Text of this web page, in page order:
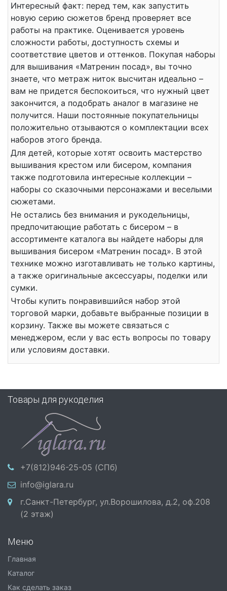
Интересный факт: перед тем, как запустить
новую серию сюжетов бренд проверяет все
работы на практике. Оценивается уровень
сложности работы, доступность схемы и
соответствие цветов и оттенков. Покупая наборы
для вышивания «Матренин посад», вы точно
знаете, что метраж ниток высчитан идеально –
вам не придется беспокоиться, что нужный цвет
закончится, а подобрать аналог в магазине не
получится. Наши постоянные покупательницы
положительно отзываются о комплектации всех
наборов этого бренда.
Для детей, которые хотят освоить мастерство
вышивания крестом или бисером, компания
также подготовила интересные коллекции –
наборы со сказочными персонажами и веселыми
сюжетами.
Не остались без внимания и рукодельницы,
предпочитающие работать с бисером – в
ассортименте каталога вы найдете наборы для
вышивания бисером «Матренин посад». В этой
технике можно изготавливать не только картины,
а также оригинальные аксессуары, поделки или
сумки.
Чтобы купить понравившийся набор этой
торговой марки, добавьте выбранные позиции в
корзину. Также вы можете связаться с
менеджером, если у вас есть вопросы по товару
или условиям доставки.
Товары для рукоделия
+7(812)946-25-05 (СПб)
info@iglara.ru
г.Санкт-Петербург, ул.Ворошилова, д.2, оф.208
(2 этаж)
Меню
Главная
Каталог
Как сделать заказ